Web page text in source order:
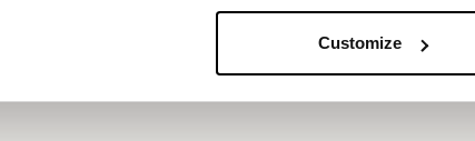
Customize
très bien équipé, vous retrouverez :
et passants de ceinture.